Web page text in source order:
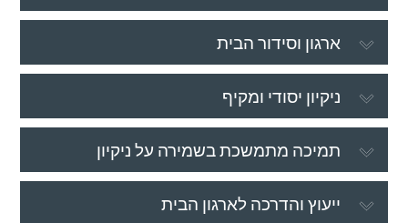
ארגון וסידור הבית
ניקיון יסודי ומקיף
תמיכה מתמשכת בשמירה על ניקיון
ייעוץ והדרכה לארגון הבית